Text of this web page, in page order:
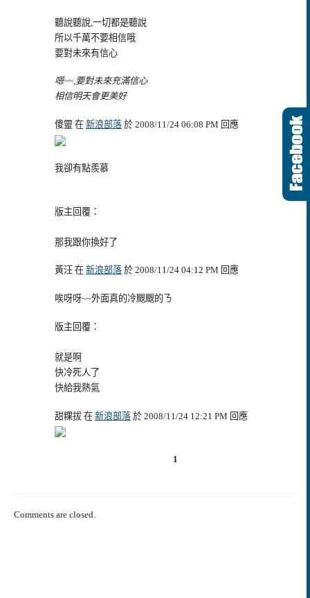
聽說聽說,一切都是聽說
所以千萬不要相信哦
要對未來有信心
嗯~~,要對未來充滿信心
相信明天會更美好
傻靈 在 新浪部落 於 2008/11/24 06:08 PM 回應
我卻有點羨慕
版主回覆：
那我跟你換好了
黃汪 在 新浪部落 於 2008/11/24 04:12 PM 回應
唉呀呀~~外面真的冷颼颼的ㄋ
版主回覆：
就是啊
快冷死人了
快給我熱氣
甜粿拔 在 新浪部落 於 2008/11/24 12:21 PM 回應
1
Comments are closed.